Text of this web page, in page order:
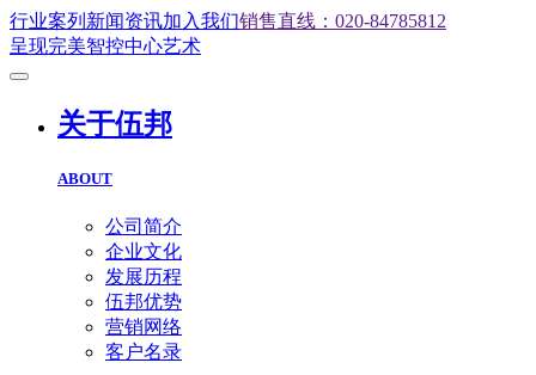
行业案列 新闻资讯加入我们销售直线：020-84785812
呈现完美智控中心艺术
关于伍邦
ABOUT
公司简介
企业文化
发展历程
伍邦优势
营销网络
客户名录